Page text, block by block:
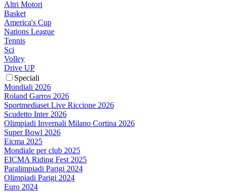
Altri Motori
Basket
America's Cup
Nations League
Tennis
Sci
Volley
Drive UP
Speciali
Mondiali 2026
Roland Garros 2026
Sportmediaset Live Riccione 2026
Scudetto Inter 2026
Olimpiadi Invernali Milano Cortina 2026
Super Bowl 2026
Eicma 2025
Mondiale per club 2025
EICMA Riding Fest 2025
Paralimpiadi Parigi 2024
Olimpiadi Parigi 2024
Euro 2024